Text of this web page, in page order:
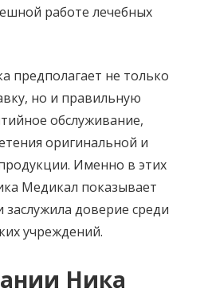
работе лечебных
предполагает не только
но и правильную
обслуживание,
оригинальной и
Именно в этих
Медикал показывает
заслужила доверие среди
учреждений.
Ника